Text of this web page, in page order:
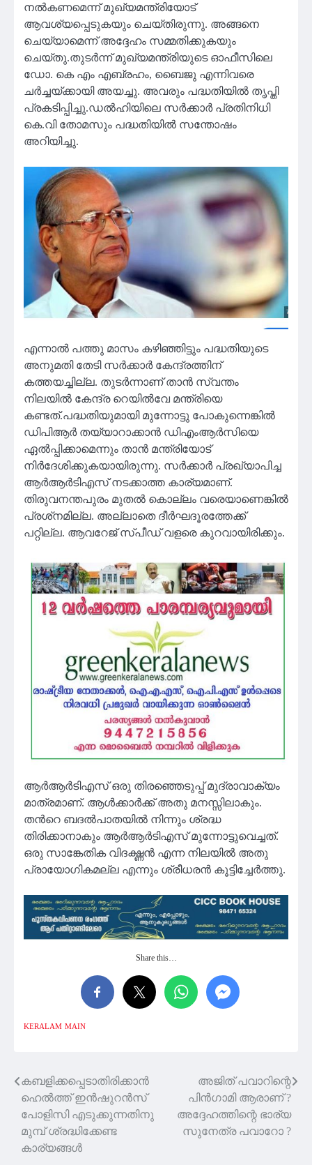
നല്‍കണമെന്ന് മുഖ്യമന്ത്രിയോട്
ആവശ്യപ്പെടുകയും ചെയ്തിരുന്നു. അങ്ങനെ
ചെയ്യാമെന്ന് അദ്ദേഹം സമ്മതിക്കുകയും
ചെയ്തു.തുടര്‍ന്ന് മുഖ്യമന്ത്രിയുടെ ഓഫീസിലെ
ഡോ. കെ എം എബ്രഹം, ബൈജു എന്നിവരെ
ചര്‍ച്ചയ്ക്കായി അയച്ചു. അവരും പദ്ധതിയില്‍ തൃപ്തി
പ്രകടിപ്പിച്ചു.ഡൽഹിയിലെ സർക്കാർ പ്രതിനിധി
കെ.വി തോമസും പദ്ധതിയില്‍ സന്തോഷം
അറിയിച്ചു.
എന്നാല്‍ പത്തു മാസം കഴിഞ്ഞിട്ടും പദ്ധതിയുടെ
അനുമതി തേടി സര്‍ക്കാര്‍ കേന്ദ്രത്തിന്
കത്തയച്ചില്ല. തുടര്‍ന്നാണ് താന്‍ സ്വന്തം
നിലയില്‍ കേന്ദ്ര റെയില്‍വേ മന്ത്രിയെ
കണ്ടത്.പദ്ധതിയുമായി മുന്നോട്ടു പോകുന്നെങ്കില്‍
ഡിപിആര്‍ തയ്യാറാക്കാന്‍ ഡിഎംആര്‍സിയെ
ഏല്‍പ്പിക്കാമെന്നും താന്‍ മന്ത്രിയോട്
നിര്‍ദേശിക്കുകയായിരുന്നു. സര്‍ക്കാര്‍ പ്രഖ്യാപിച്ച
ആര്‍ആര്‍ടിഎസ് നടക്കാത്ത കാര്യമാണ്.
തിരുവനന്തപുരം മുതല്‍ കൊല്ലം വരെയാണെങ്കില്‍
പ്രശ്‌നമില്ല. അല്ലാതെ ദീര്‍ഘദൂരത്തേക്ക്
പറ്റില്ല. ആവറേജ് സ്പീഡ് വളരെ കുറവായിരിക്കും.
ആര്‍ആര്‍ടിഎസ് ഒരു തിരഞ്ഞെടുപ്പ് മുദ്രാവാക്യം
മാത്രമാണ്. ആള്‍ക്കാര്‍ക്ക് അതു മനസ്സിലാകും.
തന്‍റെ ബദല്‍പാതയില്‍ നിന്നും ശ്രദ്ധ
തിരിക്കാനാകും ആര്‍ആര്‍ടിഎസ് മുന്നോട്ടുവെച്ചത്.
ഒരു സാങ്കേതിക വിദഗ്ദ്ധൻ എന്ന നിലയില്‍ അതു
പ്രായോഗികമല്ല എന്നും ശ്രീധരന്‍ കൂട്ടിച്ചേര്‍ത്തു.
Share this…
KERALAM MAIN
Post
navigation
കബളിക്കപ്പെടാതിരിക്കാൻ
ഹെൽത്ത്‌ ഇൻഷുറൻസ്
പോളിസി എടുക്കുന്നതിനു
മുമ്പ് ശ്രദ്ധിക്കേണ്ട
കാര്യങ്ങൾ
അജിത് പവാറിന്റെ
പിൻഗാമി ആരാണ് ?
അദ്ദേഹത്തിന്റെ ഭാര്യ
സുനേത്ര പവാറോ ?